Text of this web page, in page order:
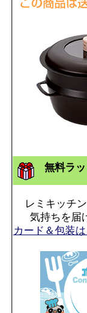
無料ラッ
レミキッチ
気持ちを届
カード＆包装